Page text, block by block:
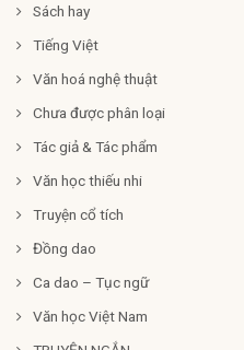
Sách hay
Tiếng Việt
Văn hoá nghệ thuật
Chưa được phân loại
Tác giả & Tác phẩm
Văn học thiếu nhi
Truyện cổ tích
Đồng dao
Ca dao – Tục ngữ
Văn học Việt Nam